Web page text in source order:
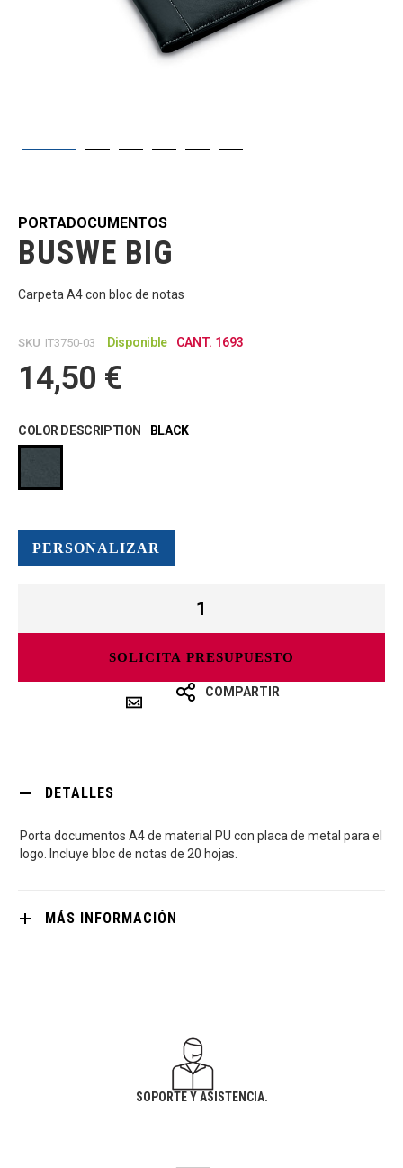
de
la
galería
imágenes
PORTADOCUMENTOS
BUSWE BIG
Carpeta A4 con bloc de notas
SKU IT3750-03 Disponible CANT. 1693
14,50 €
COLOR DESCRIPTION BLACK
PERSONALIZAR
SOLICITA PRESUPUESTO
COMPARTIR
DETALLES
Porta documentos A4 de material PU con placa de metal para el
logo. Incluye bloc de notas de 20 hojas.
MÁS INFORMACIÓN
SOPORTE Y ASISTENCIA.